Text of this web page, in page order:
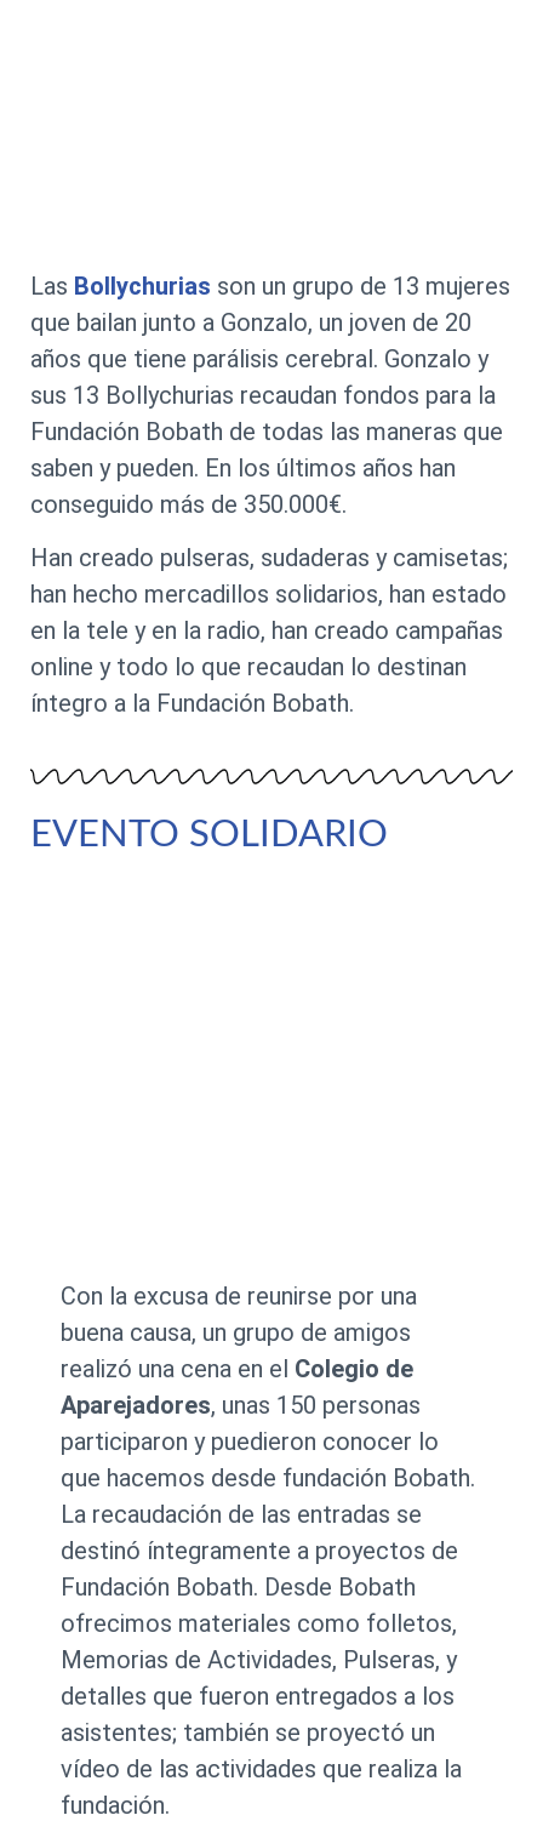
Las Bollychurias son un grupo de 13 mujeres
que bailan junto a Gonzalo, un joven de 20
años que tiene parálisis cerebral. Gonzalo y
sus 13 Bollychurias recaudan fondos para la
Fundación Bobath de todas las maneras que
saben y pueden. En los últimos años han
conseguido más de 350.000€.
Han creado pulseras, sudaderas y camisetas;
han hecho mercadillos solidarios, han estado
en la tele y en la radio, han creado campañas
online y todo lo que recaudan lo destinan
íntegro a la Fundación Bobath.
EVENTO SOLIDARIO
Con la excusa de reunirse por una
buena causa, un grupo de amigos
realizó una cena en el Colegio de
Aparejadores, unas 150 personas
participaron y puedieron conocer lo
que hacemos desde fundación Bobath.
La recaudación de las entradas se
destinó íntegramente a proyectos de
Fundación Bobath. Desde Bobath
ofrecimos materiales como folletos,
Memorias de Actividades, Pulseras, y
detalles que fueron entregados a los
asistentes; también se proyectó un
vídeo de las actividades que realiza la
fundación.